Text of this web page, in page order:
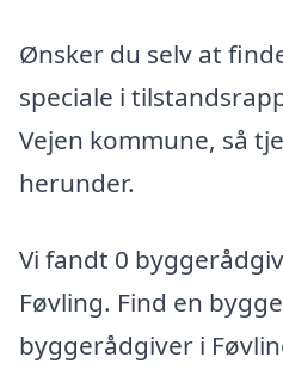
Ønsker du selv at
speciale i
Vejen kommune, så
herunder.
Vi fandt 0
Føvling. Find en
byggerådgiver i